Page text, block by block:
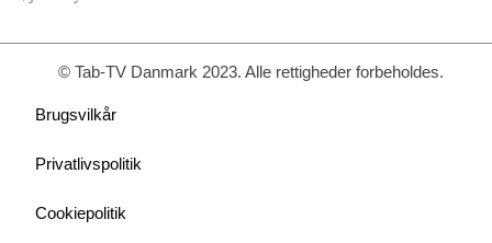
© Tab-TV Danmark 2023. Alle rettigheder forbeholdes.
Brugsvilkår
Privatlivspolitik
Cookiepolitik